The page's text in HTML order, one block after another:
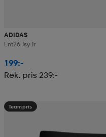
ADIDAS
Ent26 Jsy Jr
199:-
Rek. pris 239:-
Teampris